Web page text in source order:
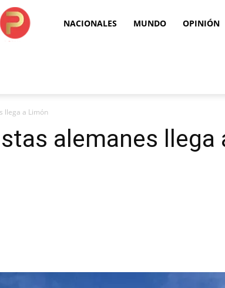
Puro NACIONALES MUNDO OPINIÓN
llega a Limón
alemanes llega